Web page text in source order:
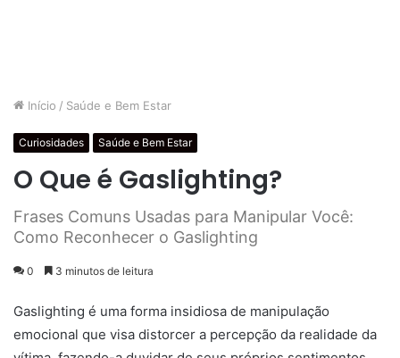
Início / Saúde e Bem Estar
Curiosidades Saúde e Bem Estar
O Que é Gaslighting?
Frases Comuns Usadas para Manipular Você:
Como Reconhecer o Gaslighting
0 3 minutos de leitura
Gaslighting é uma forma insidiosa de manipulação
emocional que visa distorcer a percepção da realidade da